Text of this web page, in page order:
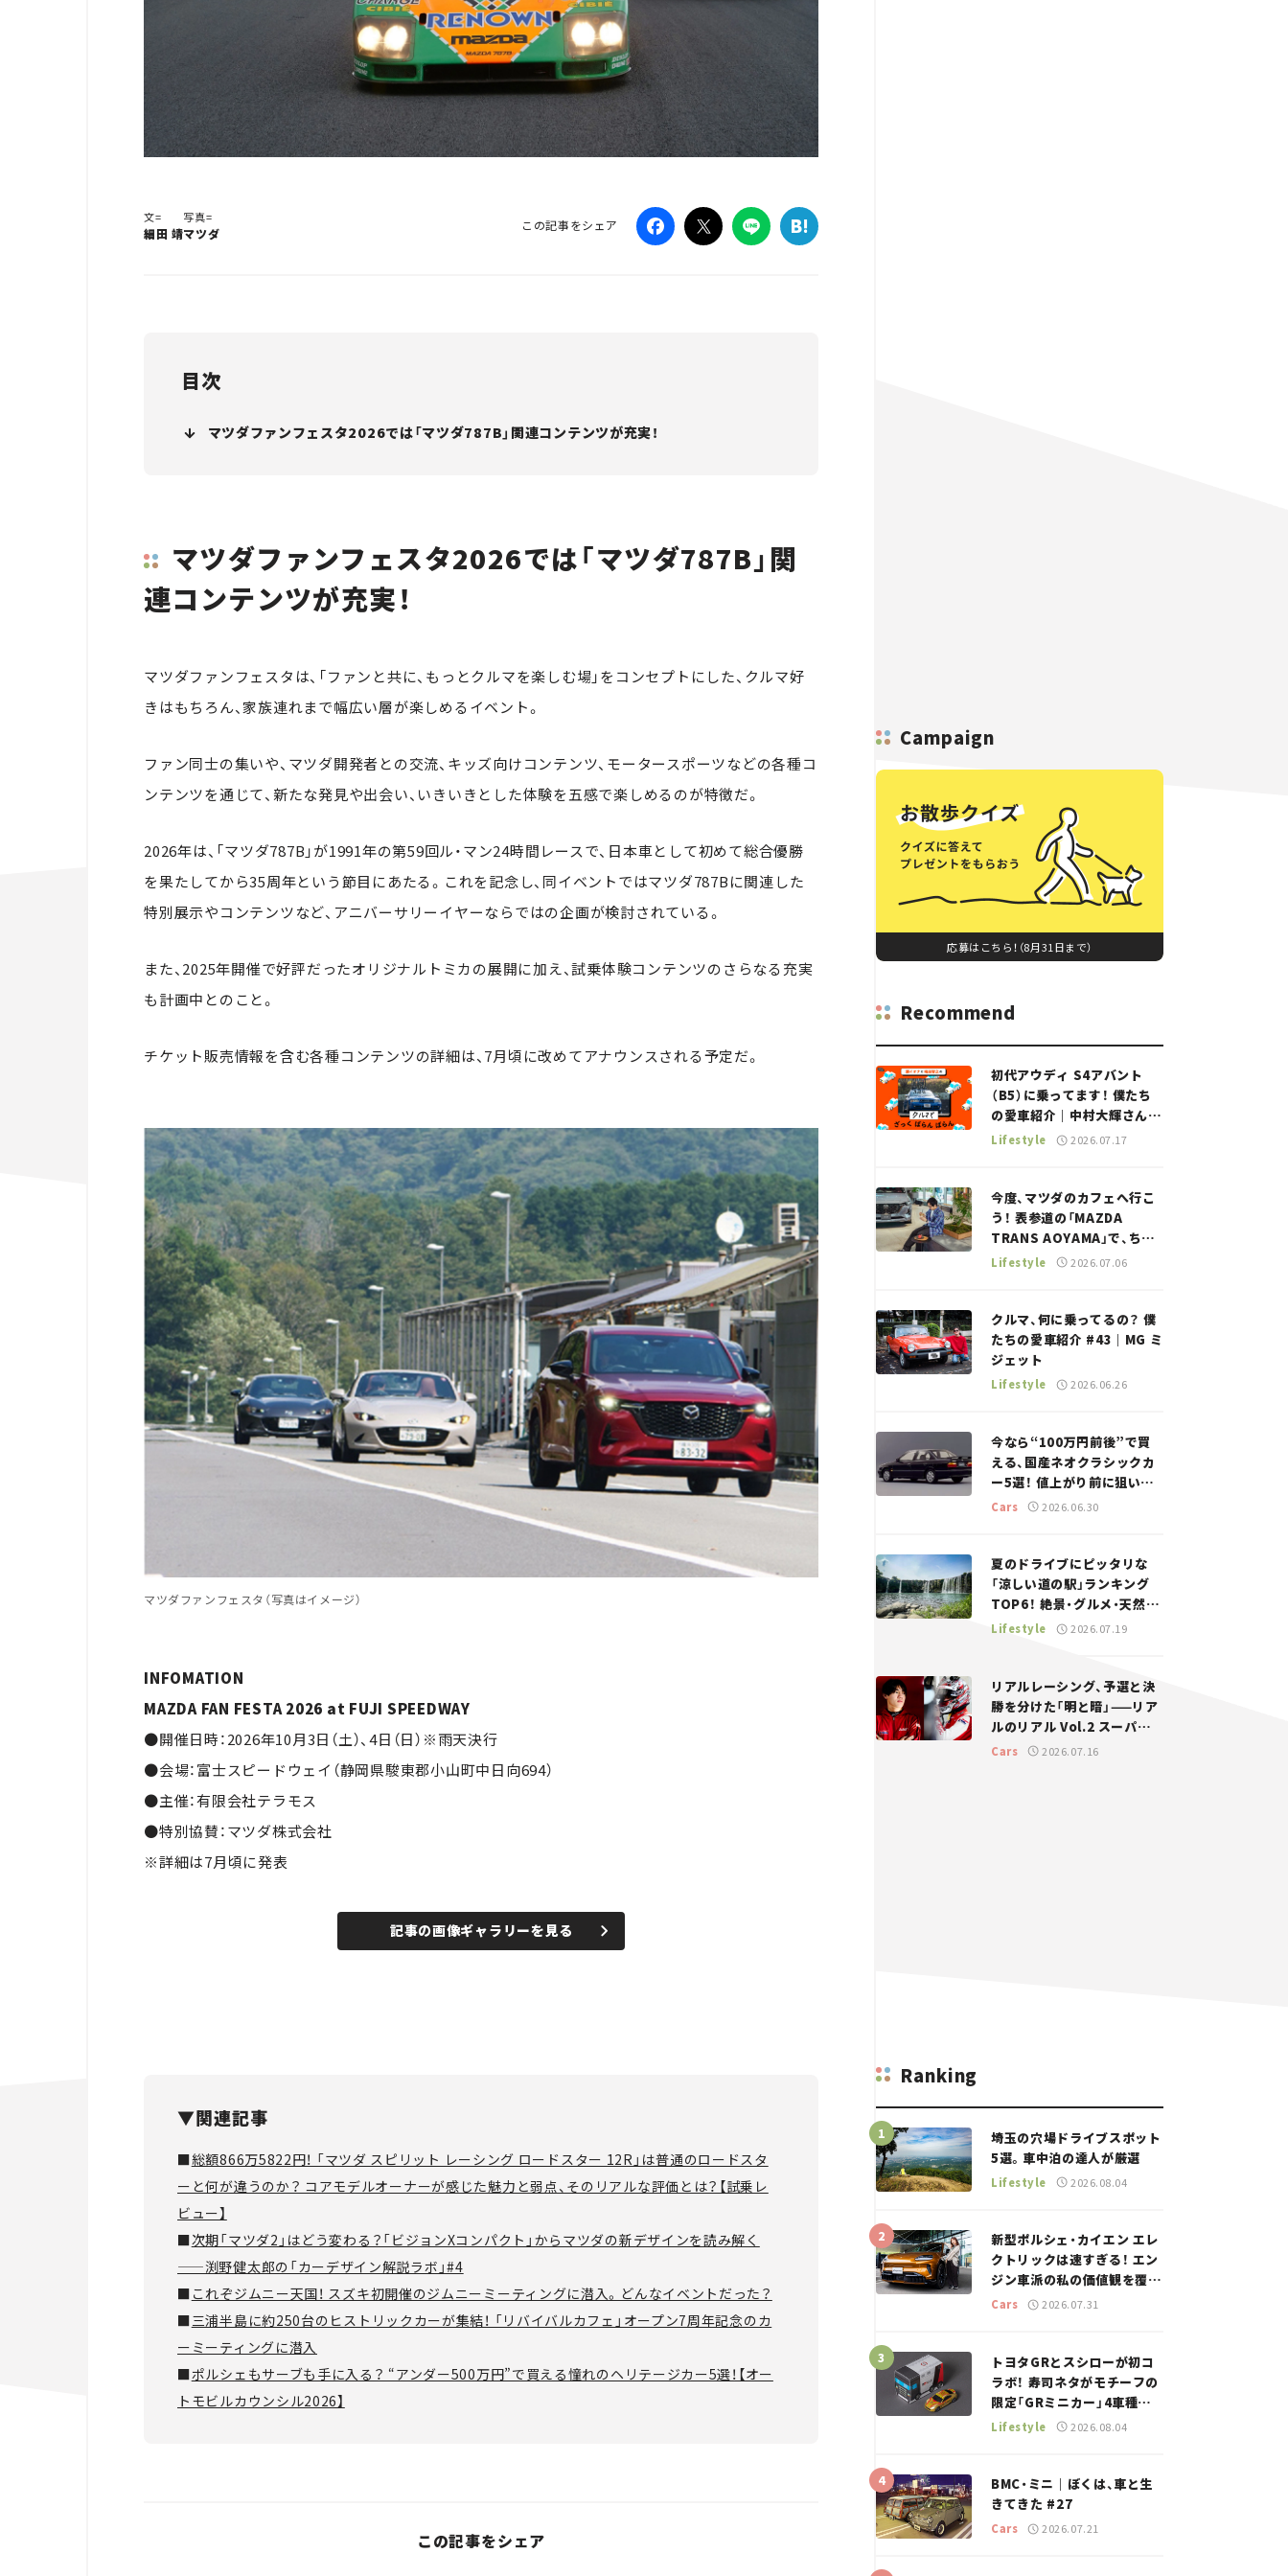
文=
細田 靖
写真=
マツダ
この記事をシェア
目次
マツダファンフェスタ2026では「マツダ787B」関連コンテンツが充実！
マツダファンフェスタ2026では「マツダ787B」関
連コンテンツが充実！
マツダファンフェスタは、「ファンと共に、もっとクルマを楽しむ場」をコンセプトにした、クルマ好
きはもちろん、家族連れまで幅広い層が楽しめるイベント。
ファン同士の集いや、マツダ開発者との交流、キッズ向けコンテンツ、モータースポーツなどの各種コ
ンテンツを通じて、新たな発見や出会い、いきいきとした体験を五感で楽しめるのが特徴だ。
2026年は、「マツダ787B」が1991年の第59回ル・マン24時間レースで、日本車として初めて総合優勝
を果たしてから35周年という節目にあたる。これを記念し、同イベントではマツダ787Bに関連した
特別展示やコンテンツなど、アニバーサリーイヤーならではの企画が検討されている。
また、2025年開催で好評だったオリジナルトミカの展開に加え、試乗体験コンテンツのさらなる充実
も計画中とのこと。
チケット販売情報を含む各種コンテンツの詳細は、7月頃に改めてアナウンスされる予定だ。
マツダファンフェスタ（写真はイメージ）
INFOMATION
MAZDA FAN FESTA 2026 at FUJI SPEEDWAY
●開催日時：2026年10月3日（土）、4日（日）※雨天決行
●会場：富士スピードウェイ（静岡県駿東郡小山町中日向694）
●主催：有限会社テラモス
●特別協賛：マツダ株式会社
※詳細は7月頃に発表
記事の画像ギャラリーを見る
▼関連記事
■総額866万5822円！ 「マツダ スピリット レーシング ロードスター 12R」は普通のロードスタ
ーと何が違うのか？ コアモデルオーナーが感じた魅力と弱点、そのリアルな評価とは？【試乗レ
ビュー】
■次期「マツダ2」はどう変わる？「ビジョンXコンパクト」からマツダの新デザインを読み解く
——渕野健太郎の「カーデザイン解説ラボ」#4
■ これぞジムニー天国！ スズキ初開催のジムニーミーティングに潜入。どんなイベントだった？
■三浦半島に約250台のヒストリックカーが集結！ 「リバイバルカフェ」オープン7周年記念のカ
ーミーティングに潜入
■ポルシェもサーブも手に入る？ “アンダー500万円”で買える憧れのヘリテージカー5選！【オー
トモビルカウンシル2026】
この記事をシェア
Campaign
応募はこちら！（8月31日まで）
Recommend
初代アウディ S4アバント
（B5）に乗ってます！ 僕たち
の愛車紹介｜中村大輝さん
——瀬イオナと嶋田智之の
Lifestyle 2026.07.17
今度、マツダのカフェへ行こ
う！ 表参道の「MAZDA
TRANS AOYAMA」で、ちょ
っとひと息。——連載｜CCG
Lifestyle 2026.07.06
クルマ、何に乗ってるの？ 僕
たちの愛車紹介 #43｜MG ミ
ジェット
Lifestyle 2026.06.26
今なら“100万円前後”で買
える、国産ネオクラシックカ
ー5選！ 値上がり前に狙いた
い、中古車探しをお手伝い――ち
Cars 2026.06.30
夏のドライブにピッタリな
「涼しい道の駅」ランキング
TOP6！ 絶景・グルメ・天然ク
ーラーなど、避暑におすすめ
Lifestyle 2026.07.19
リアルレーシング、予選と決
勝を分けた「明と暗」——リア
ルのリアル Vol.2 スーパー
GT 2026開幕戦 岡山国際サ
Cars 2026.07.16
Ranking
埼玉の穴場ドライブスポット
5選。車中泊の達人が厳選
Lifestyle 2026.08.04
新型ポルシェ・カイエン エレ
クトリックは速すぎる！ エン
ジン車派の私の価値観を覆し
た、新しいポルシェの走り。
Cars 2026.07.31
トヨタGRとスシローが初コ
ラボ！ 寿司ネタがモチーフの
限定「GRミニカー」4車種が
登場。入手方法は？【クルマ
Lifestyle 2026.08.04
BMC・ミニ｜ぼくは、車と生
きてきた #27
Cars 2026.07.21